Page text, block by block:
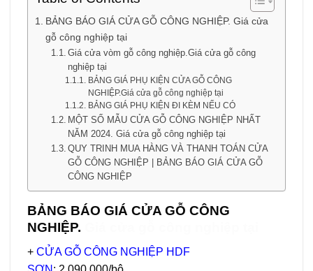
BẢNG BÁO GIÁ CỬA GỖ CÔNG NGHIỆP. Giá cửa
gỗ công nghiệp tại
Giá cửa vòm gỗ công nghiệp.Giá cửa gỗ công
nghiệp tại
BẢNG GIÁ PHỤ KIỆN CỬA GỖ CÔNG
NGHIỆP.Giá cửa gỗ công nghiệp tại
BẢNG GIÁ PHỤ KIỆN ĐI KÈM NẾU CÓ
MỘT SỐ MẪU CỬA GỖ CÔNG NGHIỆP NHẤT
NĂM 2024. Giá cửa gỗ công nghiệp tại
QUY TRINH MUA HÀNG VÀ THANH TOÁN CỬA
GỖ CÔNG NGHIỆP | BẢNG BÁO GIÁ CỬA GỖ
CÔNG NGHIỆP
BẢNG BÁO GIÁ CỬA GỖ CÔNG
NGHIỆP.
+ CỬA GỖ CÔNG NGHIỆP HDF